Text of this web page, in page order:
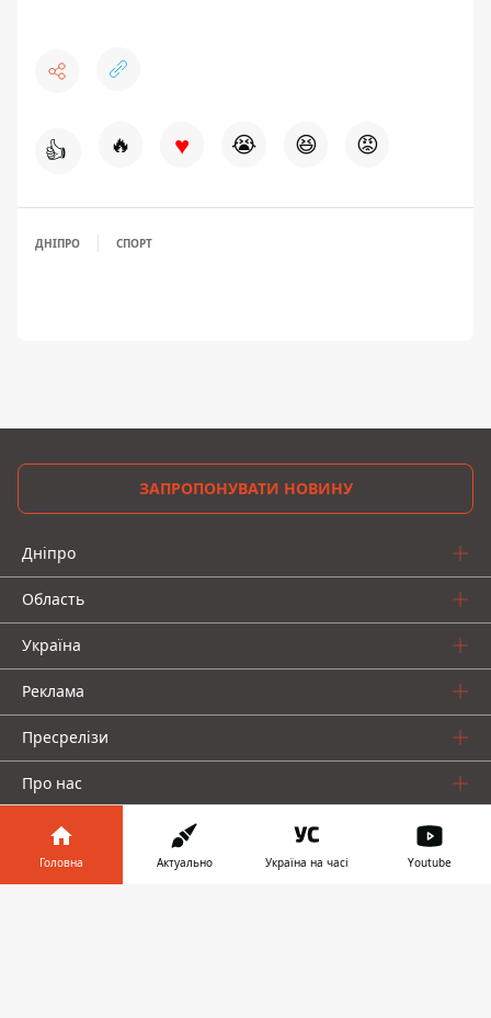
👍 🔥 ♥ 😭 😆 😡
ДНІПРО СПОРТ
ЗАПРОПОНУВАТИ НОВИНУ
Дніпро
Область
Україна
Реклама
Пресрелізи
Про нас
Головна Актуально Україна на часі Youtube